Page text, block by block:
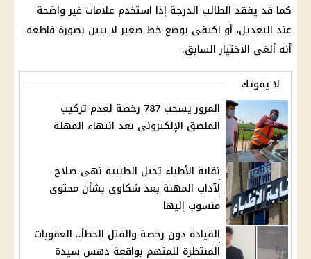
كما قد يفقد الطالب الدرجة إذا استخدم علامات غير واضحة
عند التعديل، أو اكتفى بوضع خط صغير لا يبين بصورة قاطعة
أنه ألغى الاختيار السابق.
لا يفوتك
المرور يسحب 787 رخصة لعدم تركيب
الملصق الإلكتروني بعد انتهاء المهلة
نقابة الأطباء تحيل الطبيبة نهى صلاح
لآداب المهنة بعد شكاوى بشأن محتوى
منسوب إليها
القيادة دون رخصة والقتل الخطأ.. العقوبات
المنتظرة للمتهم بواقعة دهس سيدة